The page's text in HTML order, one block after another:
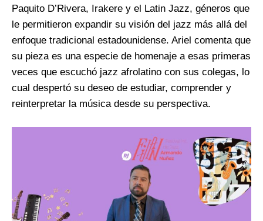
Paquito D’Rivera, Irakere y el Latin Jazz, géneros que
le permitieron expandir su visión del jazz más allá del
enfoque tradicional estadounidense. Ariel comenta que
su pieza es una especie de homenaje a esas primeras
veces que escuchó jazz afrolatino con sus colegas, lo
cual despertó su deseo de estudiar, comprender y
reinterpretar la música desde su perspectiva.